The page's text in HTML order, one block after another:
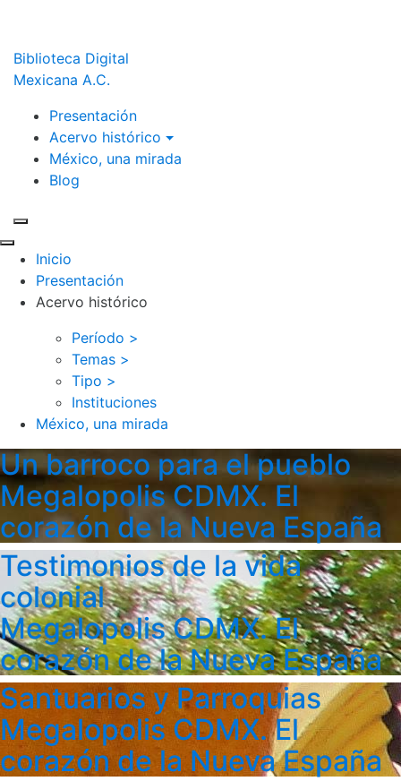
Biblioteca Digital
Mexicana A.C.
Presentación
Acervo histórico
México, una mirada
Blog
Inicio
Presentación
Acervo histórico
Período >
Temas >
Tipo >
Instituciones
México, una mirada
Un barroco para el pueblo
Megalopolis CDMX. El
corazón de la Nueva España
Testimonios de la vida
colonial
Megalopolis CDMX. El
corazón de la Nueva España
Santuarios y Parroquias
Megalopolis CDMX. El
corazón de la Nueva España